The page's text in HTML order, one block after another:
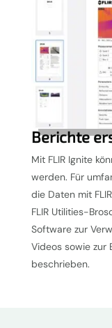
Berichte
Mit FLIR Ignite
werden. Für
die Daten mit
FLIR Utilities-
Software zur
Videos sowie zur
beschrieben.